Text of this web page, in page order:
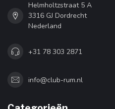
Helmholtzstraat 5 A
3316 GJ Dordrecht
Nederland
+31 78 303 2871
info@club-rum.nl